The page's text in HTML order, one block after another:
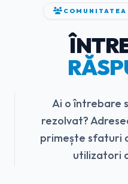
Ai o întrebare
rezolvat?
primește sfaturi
utilizatori